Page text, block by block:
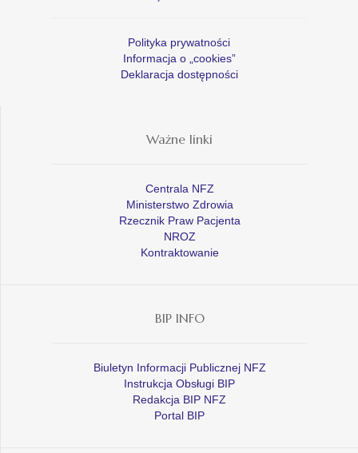
Polityka prywatności
Informacja o „cookies”
Deklaracja dostępności
Ważne linki
Centrala NFZ
Ministerstwo Zdrowia
Rzecznik Praw Pacjenta
NROZ
Kontraktowanie
BIP INFO
Biuletyn Informacji Publicznej NFZ
Instrukcja Obsługi BIP
Redakcja BIP NFZ
Portal BIP